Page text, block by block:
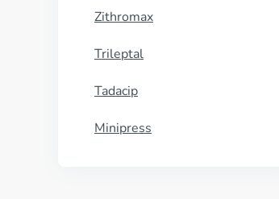
Zithromax
Trileptal
Tadacip
Minipress